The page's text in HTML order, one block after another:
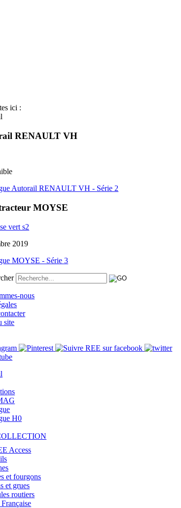
ici :
RENAULT VH
Autorail RENAULT VH - Série 2
MOYSE
2019
MOYSE - Série 3
nous
site
H0
Access
et fourgons
et grues
routiers